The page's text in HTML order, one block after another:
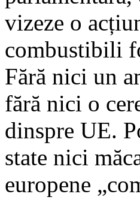
vizeze o
combustibili
Fără nici un
fără nici o
dinspre UE.
state nici
europene